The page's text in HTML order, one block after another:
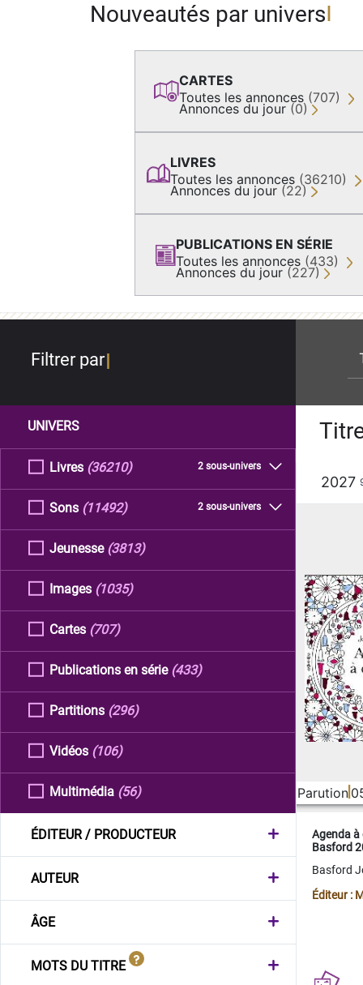
Nouveautés par univers
CARTES
Toutes les annonces (707)
Annonces du jour (0)
LIVRES
Toutes les annonces (36210)
Annonces du jour (22)
PUBLICATIONS EN SÉRIE
Toutes les annonces (433)
Annonces du jour (227)
Filtrer par
UNIVERS
Livres 2 sous-univers
(36210)
Sons 2 sous-univers
(11492)
Jeunesse (3813)
Images (1035)
Cartes (707)
Publications en série (433)
Partitions (296)
Vidéos (106)
Multimédia (56)
ÉDITEUR / PRODUCTEUR
AUTEUR
ÂGE
MOTS DU TITRE
2027
Parution
Agenda
Basford
Basford
Éditeur :